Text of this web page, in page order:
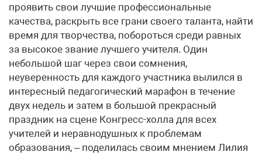
проявить свои лучшие профессиональные
качества, раскрыть все грани своего таланта, найти
время для творчества, побороться среди равных
за высокое звание лучшего учителя. Один
небольшой шаг через свои сомнения,
неуверенность для каждого участника вылился в
интересный педагогический марафон в течение
двух недель и затем в большой прекрасный
праздник на сцене Конгресс-холла для всех
учителей и неравнодушных к проблемам
образования, – поделилась своим мнением Лилия